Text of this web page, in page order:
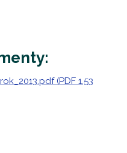
(PDF 1.53